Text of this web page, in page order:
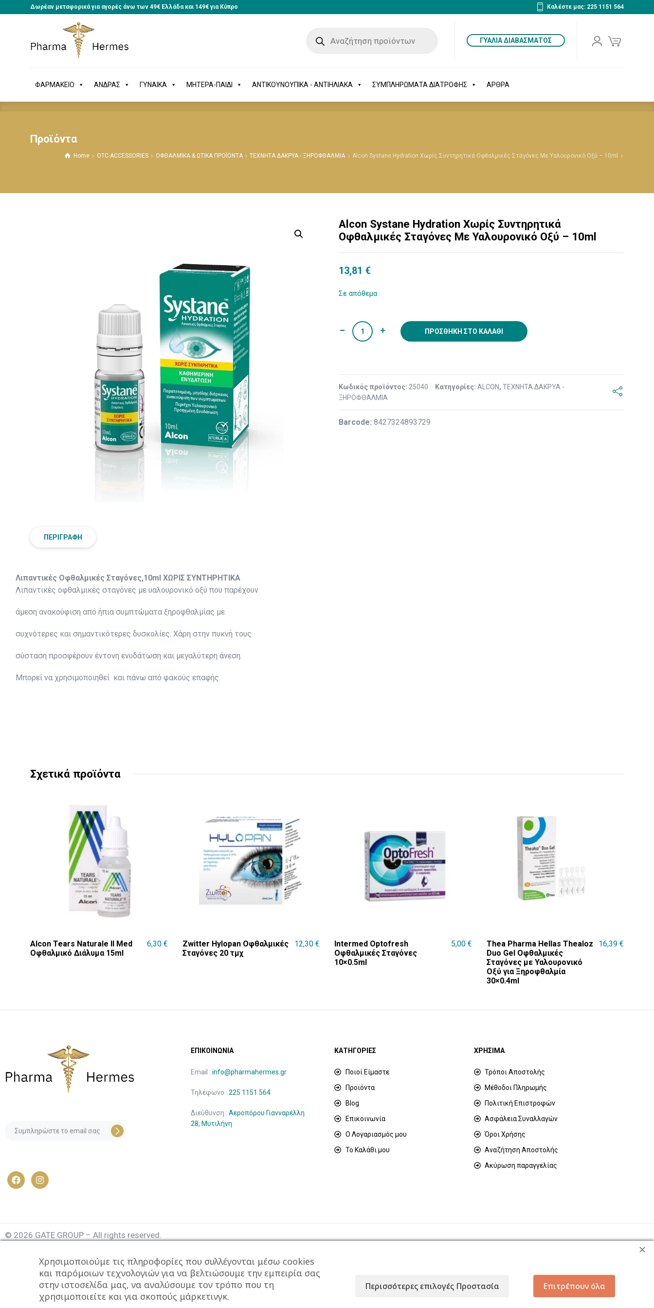
Δωρέαν μεταφορικά για αγορές άνω των 49€ Ελλάδα και 149€ για Κύπρο Καλέστε μας: 225 1151 564
ΓΥΑΛΙΑ ΔΙΑΒΑΣΜΑΤΟΣ
ΦΑΡΜΑΚΕΙΟ ΑΝΔΡΑΣ ΓΥΝΑΙΚΑ ΜΗΤΕΡΑ-ΠΑΙΔΙ ΑΝΤΙΚΟΥΝΟΥΠΙΚΑ - ΑΝΤΙΗΛΙΑΚΑ ΣΥΜΠΛΗΡΩΜΑΤΑ ΔΙΑΤΡΟΦΗΣ ΑΡΘΡΑ
ΦΑΡΜΑΚΕΙΟ ΑΝΔΡΑΣ ΓΥΝΑΙΚΑ ΜΗΤΕΡΑ-ΠΑΙΔΙ ΑΝΤΙΚΟΥΝΟΥΠΙΚΑ - ΑΝΤΙΗΛΙΑΚΑ ΣΥΜΠΛΗΡΩΜΑΤΑ ΔΙΑΤΡΟΦΗΣ ΑΡΘΡΑ
Προϊόντα
Home OTC-ACCESSORIES ΟΦΘΑΛΜΙΚΑ & ΩΤΙΚΑ ΠΡΟΪΟΝΤΑ ΤΕΧΝΗΤΑ ΔΑΚΡΥΑ - ΞΗΡΟΦΘΑΛΜΙΑ Alcon Systane Hydration Χωρίς Συντηρητικά Οφθαλμικές Σταγόνες Με Υαλουρονικό Οξύ – 10ml
Alcon Systane Hydration Χωρίς Συντηρητικά
Οφθαλμικές Σταγόνες Με Υαλουρονικό Οξύ – 10ml
13,81 €
Σε απόθεμα
ΠΡΟΣΘΉΚΗ ΣΤΟ ΚΑΛΆΘΙ
Κωδικός προϊόντος: 25040 Κατηγορίες:ALCON,ΤΕΧΝΗΤΑ ΔΑΚΡΥΑ -
ΞΗΡΟΦΘΑΛΜΙΑ
Βarcode:8427324893729
ΠΕΡΙΓΡΑΦΉ
Λιπαντικές Οφθαλμικές Σταγόνες,10ml ΧΩΡΙΣ ΣΥΝΤΗΡΗΤΙΚΑ
Λιπαντικές οφθαλμικές σταγόνες με υαλουρονικό οξύ που παρέχουν
άμεση ανακούφιση από ήπια συμπτώματα ξηροφθαλμίας με
συχνότερες και σημαντικότερες δυσκολίες. Xάρη στην πυκνή τους
σύσταση προσφέρουν έντονη ενυδάτωση και μεγαλύτερη άνεση.
Μπορεί να χρησιμοποιηθεί και πάνω από φακούς επαφής.
Σχετικά προϊόντα
Alcon Tears Naturale II Med
Οφθαλμικό Διάλυμα 15ml
6,30 €
Zwitter Hylopan Οφθαλμικές
Σταγόνες 20 τμχ
12,30 €
Intermed Optofresh
Οφθαλμικές Σταγόνες
10×0.5ml
5,00 €
Thea Pharma Hellas Thealoz
Duo Gel Οφθαλμικές
Σταγόνες με Υαλουρονικό
Οξύ για Ξηροφθαλμία
30×0.4ml
16,39 €
ΕΠΙΚΟΙΝΩΝΙΑ
Email : info@pharmahermes.gr
Τηλέφωνο : 225 1151 564
Διεύθυνση : Αεροπόρου Γιανναρέλλη
28, Μυτιλήνη
ΚΑΤΗΓΟΡΙΕΣ
Ποιοί Είμαστε
Προϊόντα
Blog
Επικοινωνία
Ο Λογαριασμός μου
Το Καλάθι μου
ΧΡΗΣΙΜΑ
Τρόποι Αποστολής
Μέθοδοι Πληρωμής
Πολιτική Επιστροφών
Ασφάλεια Συναλλαγών
Όροι Χρήσης
Αναζήτηση Αποστολής
Ακύρωση παραγγελίας
© 2026 GATE GROUP – All rights reserved.
Αριθμός Γ.Ε.ΜΗ. : 077935642000
Αυτός ο ιστότοπος συμμορφώνεται με τον GDPR και χρησιμοποιεί το Google Analytics για τη συλλογή μη-προσωπικών δεδομένων με σκοπό τη βελτίωση
Χρησιμοποιούμε τις πληροφορίες που συλλέγονται μέσω cookies
και παρόμοιων τεχνολογιών για να βελτιώσουμε την εμπειρία σας
στην ιστοσελίδα μας, να αναλύσουμε τον τρόπο που τη
χρησιμοποιείτε και για σκοπούς μάρκετινγκ.
Περισσότερες επιλογές Προστασία Επιτρέπουν όλα